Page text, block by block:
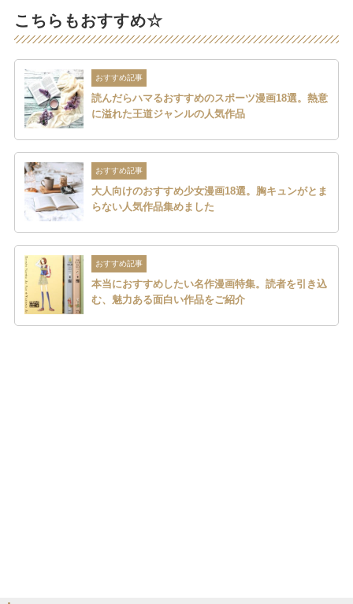
こちらもおすすめ☆
おすすめ記事
読んだらハマるおすすめのスポーツ漫画18選。熱意
に溢れた王道ジャンルの人気作品
おすすめ記事
大人向けのおすすめ少女漫画18選。胸キュンがとま
らない人気作品集めました
おすすめ記事
本当におすすめしたい名作漫画特集。読者を引き込
む、魅力ある面白い作品をご紹介